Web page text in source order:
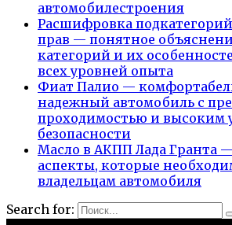
автомобилестроения
Расшифровка
прав — понятное
категорий и их
всех уровней опыта
Фиат Палио —
надежный автомобиль с
проходимостью и высоким
безопасности
Масло в АКПП Лада Гранта
аспекты, которые
владельцам автомобиля
Search for: